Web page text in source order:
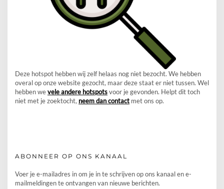
Deze hotspot hebben wij zelf helaas nog niet bezocht. We hebben
overal op onze website gezocht, maar deze staat er niet tussen. Wel
hebben wevele andere hotspotsvoor je gevonden. Helpt dit toch
niet met je zoektocht, neem dan contact met ons op.
ABONNEER OP ONS KANAAL
Voer je e-mailadres in om je in te schrijven op ons kanaal en e-
mailmeldingen te ontvangen van nieuwe berichten.